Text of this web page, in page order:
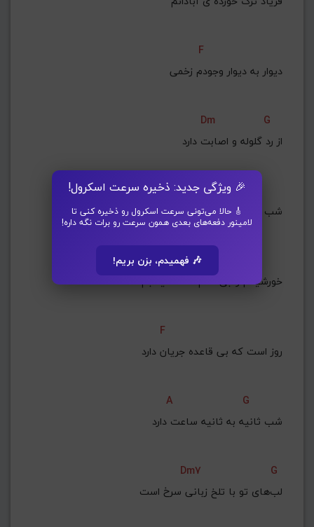
🎉 ویژگی جدید: ذخیره سرعت اسکرول!
🎸 حالا می‌تونی سرعت اسکرول رو ذخیره کنی تا
لامینور دفعه‌های بعدی همون سرعت رو برات نگه داره!
🎶 فهمیدم، بزن بریم!
F
دیوار به دیوار وجودم زخمی
Dm
G
از رد گلوله و اصابت دارد
C Dm7
Dm
شب باش، مرا سرد در آغوش بگیر
Bb
Am
خورشیدم و بی نظم، فقط میتابم
F
روز است که بی قاعده جریان دارد
A
G
شب ثانیه به ثانیه ساعت دارد
Dm7
G
لب‌های تو با تلخ زبانی سرخ است